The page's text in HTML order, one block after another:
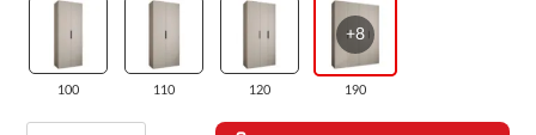
100 110 120
+8
190